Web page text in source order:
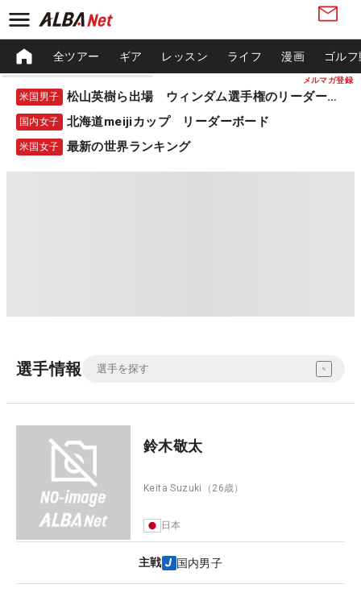
メルマガ登録
全ツアー ギア レッスン ライフ 漫画 ゴル
米国男子 松山英樹ら出場 ウィンダム選手権のリーダーボード
国内女子 北海道meijiカップ リーダーボード
米国女子 最新の世界ランキング
選手情報
鈴木敬太
Keita Suzuki （26歳）
日本
主戦 国内男子